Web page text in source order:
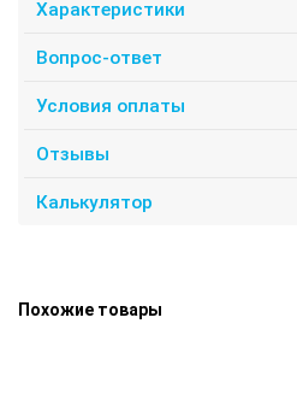
Характеристики
Вопрос-ответ
Условия оплаты
Отзывы
Калькулятор
Похожие товары